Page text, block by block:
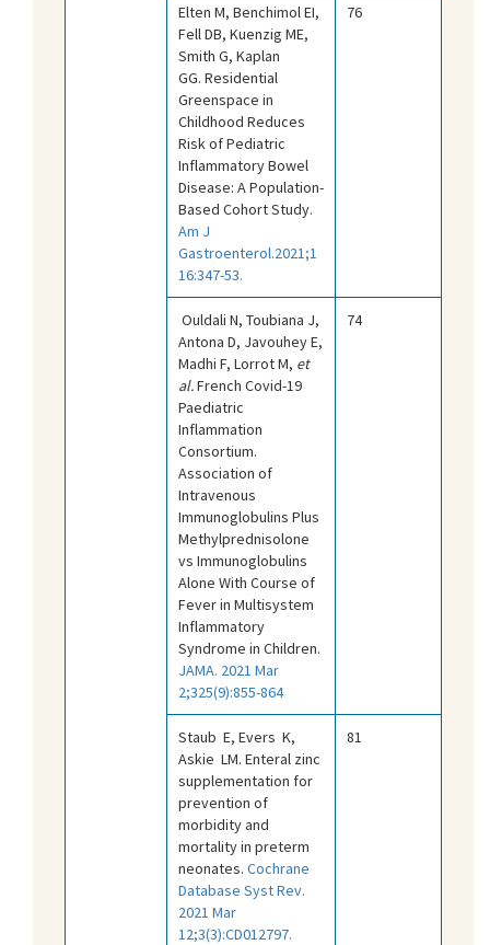
Elten M, Benchimol EI,
Fell DB, Kuenzig ME,
Smith G, Kaplan
GG. Residential
Greenspace in
Childhood Reduces
Risk of Pediatric
Inflammatory Bowel
Disease: A Population-
Based Cohort Study.
Am J
Gastroenterol.2021;1
16:347-53.
76
Ouldali N, Toubiana J,
Antona D, Javouhey E,
Madhi F, Lorrot M, et
al.French Covid-19
Paediatric
Inflammation
Consortium.
Association of
Intravenous
Immunoglobulins Plus
Methylprednisolone
vs Immunoglobulins
Alone With Course of
Fever in Multisystem
Inflammatory
Syndrome in Children.
JAMA. 2021 Mar
2;325(9):855-864
74
Staub E, Evers K,
Askie LM. Enteral zinc
supplementation for
prevention of
morbidity and
mortality in preterm
neonates. Cochrane
Database Syst Rev.
2021 Mar
12;3(3):CD012797.
81